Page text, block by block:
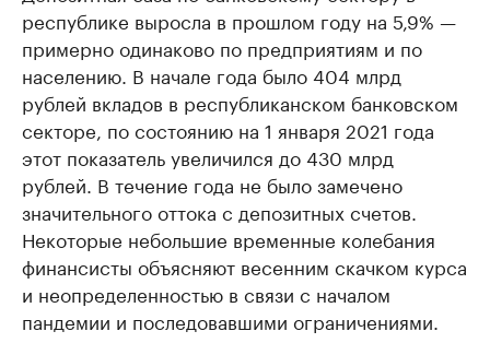
республике выросла в прошлом году на 5,9% —
примерно одинаково по предприятиям и по
населению. В начале года было 404 млрд
рублей вкладов в республиканском банковском
секторе, по состоянию на 1 января 2021 года
этот показатель увеличился до 430 млрд
рублей. В течение года не было замечено
значительного оттока с депозитных счетов.
Некоторые небольшие временные колебания
финансисты объясняют весенним скачком курса
и неопределенностью в связи с началом
пандемии и последовавшими ограничениями.